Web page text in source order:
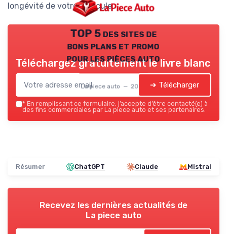
longévité de votre véhicule.
TOP 5 des sites de
bons plans et promo
pour les pièces auto
La piece auto — 2026
Téléchargez gratuitement le livre blanc
➔ Télécharger
* En remplissant ce formulaire, j’accepte d’être contacté(e) à
des fins commerciales par La piece auto et ses partenaires.
Résumer ChatGPT Claude Mistral
Recevez les dernières actualités de
La piece auto